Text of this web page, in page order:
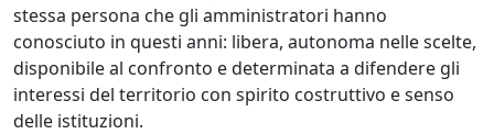
stessa persona che gli amministratori hanno
conosciuto in questi anni: libera, autonoma nelle scelte,
disponibile al confronto e determinata a difendere gli
interessi del territorio con spirito costruttivo e senso
delle istituzioni.